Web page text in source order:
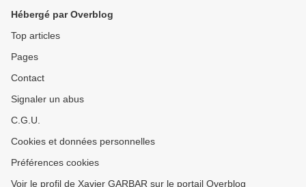
Hébergé par Overblog
Top articles
Pages
Contact
Signaler un abus
C.G.U.
Cookies et données personnelles
Préférences cookies
Voir le profil de Xavier GARBAR sur le portail Overblog